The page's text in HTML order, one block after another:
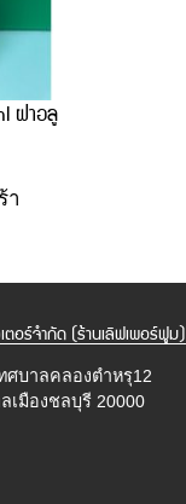
ฝาอลู
า
อร์จำกัด (ร้านเลิฟเพอร์ฟูม)
ศบาลคลองตำหรุ12
เมืองชลบุรี 20000